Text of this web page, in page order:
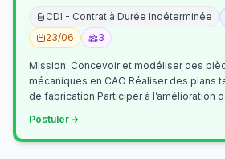
CDI - Contrat à Durée Indéterminée
23/06
3
Mission: Concevoir et modéliser des
mécaniques en CAO Réaliser des plans
de fabrication Participer à l’amélioration
Postuler